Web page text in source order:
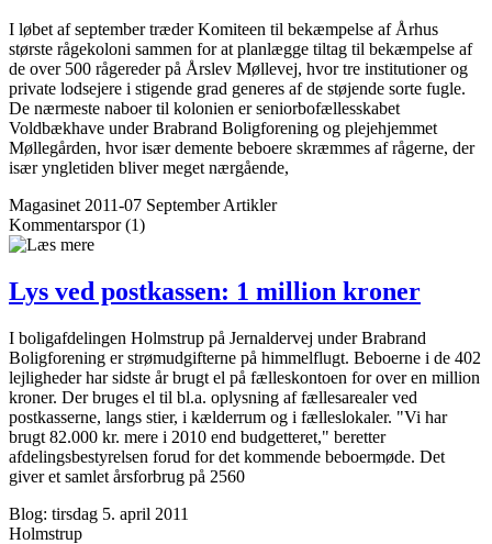
I løbet af september træder Komiteen til bekæmpelse af Århus
største rågekoloni sammen for at planlægge tiltag til bekæmpelse af
de over 500 rågereder på Årslev Møllevej, hvor tre institutioner og
private lodsejere i stigende grad generes af de støjende sorte fugle.
De nærmeste naboer til kolonien er seniorbofællesskabet
Voldbækhave under Brabrand Boligforening og plejehjemmet
Møllegården, hvor især demente beboere skræmmes af rågerne, der
især yngletiden bliver meget nærgående,
Magasinet 2011-07 September Artikler
Kommentar­spor (1)
Lys ved postkassen: 1 million kroner
I boligafdelingen Holmstrup på Jernaldervej under Brabrand
Boligforening er strømudgifterne på himmelflugt. Beboerne i de 402
lejligheder har sidste år brugt el på fælleskontoen for over en million
kroner. Der bruges el til bl.a. oplysning af fællesarealer ved
postkasserne, langs stier, i kælderrum og i fælleslokaler. "Vi har
brugt 82.000 kr. mere i 2010 end budgetteret," beretter
afdelingsbestyrelsen forud for det kommende beboermøde. Det
giver et samlet årsforbrug på 2560
Blog: tirsdag 5. april 2011
Holmstrup